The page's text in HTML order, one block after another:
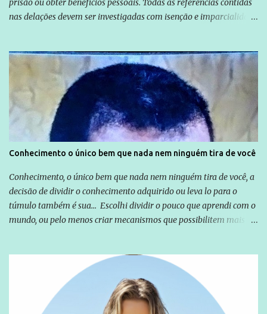
prisão ou obter benefícios pessoais. Todas as referências contidas
nas delações devem ser investigadas com isenção e imparcialidade
Globo manteve com o Grupo Odebrecht, citada na delação de
Emílio Odebrecht. Lula sempre atuou para promover o Brasil no
exterior, e não para promover determinadas empresas ou
empresários" Assina a nota o advogado Cristiano Zanin Martins
Conhecimento o único bem que nada nem ninguém tira de você
Conhecimento, o único bem que nada nem ninguém tira de você, a
decisão de dividir o conhecimento adquirido ou leva lo para o
túmulo também é sua... Escolhi dividir o pouco que aprendi com o
mundo, ou pelo menos criar mecanismos que possibilitem mais e
empreendedor da comunicação, que além de informação
cotidiana, corriqueira e cada vez mais preocupantes, do tipo que
você já esta acostumado a ver neste espaço, vou trabalhar a ideia
que possibilite distribuir não só informações, mas que gere de